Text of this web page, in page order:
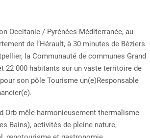
Occitanie / Pyrénées-Méditerranée, au
de l’Hérault, à 30 minutes de Béziers
la Communauté de communes Grand
22 000 habitants sur un vaste territoire de
son pôle Tourisme un(e)Responsable
Orb mêle harmonieusement thermalisme
Bains), activités de pleine nature,